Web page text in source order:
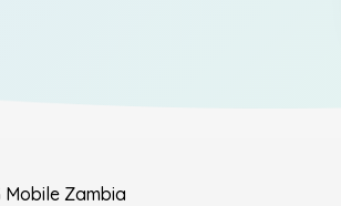
MobileZambia